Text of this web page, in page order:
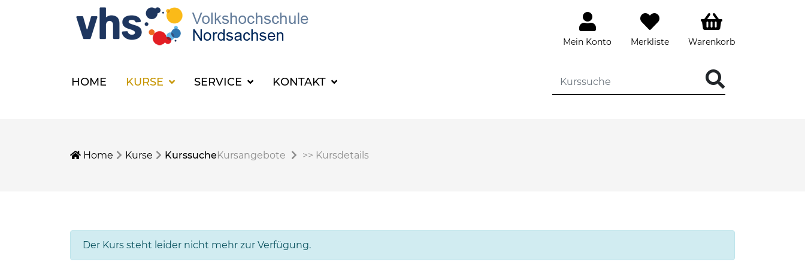
Mein Konto Merkliste Warenkorb
HOME KURSE SERVICE KONTAKT
Home Kurse KurssucheKursangebote >> Kursdetails
Der Kurs steht leider nicht mehr zur Verfügung.